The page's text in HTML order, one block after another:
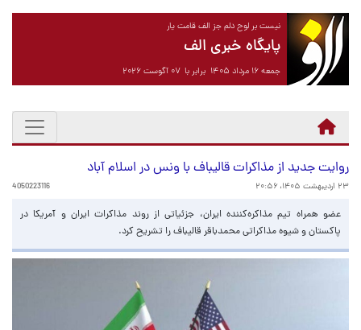
نیست بر لوح دلم جز الف قامت یار
پایگاه خبری الف
جمعه ۱۶ مرداد ۱۴۰۵ برابر با ۰۷ آگوست ۲۰۲۶
روایت جدید از مذاکرات قالیباف با ونس در اسلام آباد
۲۳ اردیبهشت ۱۴۰۵، ۲۰:۵۶ 4050223116
عضو همراه تیم مذاکره‌کننده ایران، جزئیاتی از روند مذاکرات ایران و آمریکا در
پاکستان و شیوه مذاکراتی محمدباقر قالیباف را تشریح کرد.